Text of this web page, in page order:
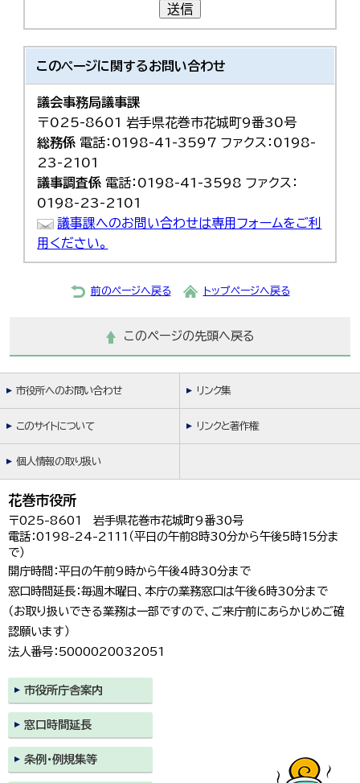
送信
このページに関するお問い合わせ
議会事務局議事課
〒025-8601 岩手県花巻市花城町9番30号
総務係 電話：0198-41-3597 ファクス：0198-
23-2101
議事調査係 電話：0198-41-3598 ファクス：
0198-23-2101
議事課へのお問い合わせは専用フォームをご利
用ください。
前のページへ戻る トップページへ戻る
このページの先頭へ戻る
市役所へのお問い合わせ リンク集
このサイトについて リンクと著作権
個人情報の取り扱い
花巻市役所
〒025-8601 岩手県花巻市花城町9番30号
電話：0198-24-2111（平日の午前8時30分から午後5時15分ま
で）
開庁時間：平日の午前9時から午後4時30分まで
窓口時間延長：毎週木曜日、本庁の業務窓口は午後6時30分まで
（お取り扱いできる業務は一部ですので、ご来庁前にあらかじめご確
認願います）
法人番号：5000020032051
市役所庁舎案内
窓口時間延長
条例・例規集等